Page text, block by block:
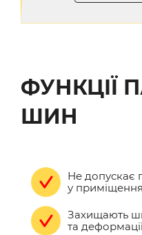
ФУНКЦІЇ
ШИН
Не допускає
у
Захищають
та